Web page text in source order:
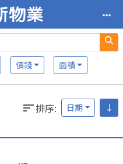
價錢 面積
排序: 日期
↓